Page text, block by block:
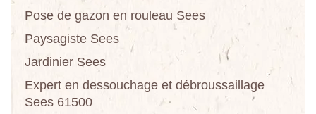
Pose de gazon en rouleau Sees
Paysagiste Sees
Jardinier Sees
Expert en dessouchage et débroussaillage
Sees 61500